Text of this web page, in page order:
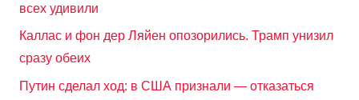
всех удивили
Каллас и фон дер Ляйен опозорились. Трамп унизил
сразу обеих
Путин сделал ход: в США признали — отказаться